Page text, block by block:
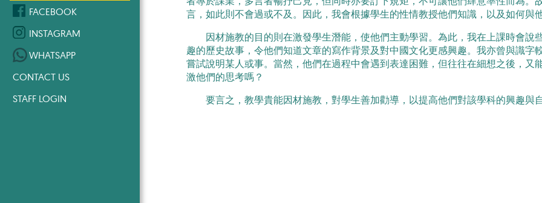
FACEBOOK
INSTAGRAM
WHATSAPP
CONTACT US
STAFF LOGIN
言，如此則不會過或不及。因此，我會根據學生的性情教授他們知識，以及如何與
因材施教的目的則在激發學生潛能，使他們主動學習。為此，我在上課時會說
趣的歷史故事，令他們知道文章的寫作背景及對中國文化更感興趣。我亦曾與識字
嘗試說明某人或事。當然，他們在過程中會遇到表達困難，但往往在細想之後，又
激他們的思考嗎？
要言之，教學貴能因材施教，對學生善加勸導，以提高他們對該學科的興趣與